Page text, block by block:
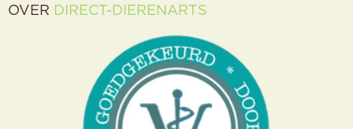
OVER DIRECT-DIERENARTS